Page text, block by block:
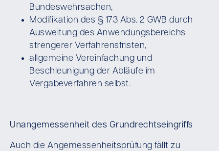
Bundeswehrsachen,
Modifikation des § 173 Abs. 2 GWB durch
Ausweitung des Anwendungsbereichs
strengerer Verfahrensfristen,
allgemeine Vereinfachung und
Beschleunigung der Abläufe im
Vergabeverfahren selbst.
Unangemessenheit des Grundrechtseingriffs
Auch die Angemessenheitsprüfung fällt zu